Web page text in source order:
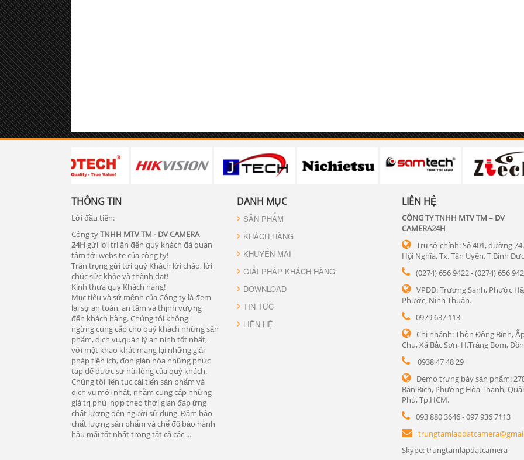
THÔNG TIN
Lời đầu tiên:
Công tyTNHH MTV TM - DV CAMERA
24H gửi lời tri ân đến quý khách đã quan
tâm tới website của công ty!
Trân trọng gửi tới quý Khách lời chào, lời
chúc sức khỏe và thành đạt!
Kính thưa quý Khách hàng!
Mục tiêu và sứ mệnh của Công ty là đem
lại sự an toàn, an tâm và thịnh vượng
đến khách hàng. Chúng tôi không
ngừng cung cấp cho quý khách những sản
phẩm, dịch vụ,quản lý an ninh tốt nhất,
với một khao khát mang lại những giải
pháp tiện ích, đơn giản hóa những phức
tạp để được sự hài lòng của quý khách.
Chúng tôi liên tuc cải tiến sản phẩm và
dịch vụ mới nhất, nhằm cung cấp những
giá trị phù hợp theo thời gian đáp ứng
chất lượng đến người sử dụng. Đảm bảo
chất lượng sản phẩm và chế độ bảo hành
hậu mãi tốt nhất trong tất cả các ...
DANH MỤC
SẢN PHẨM
KHÁCH HÀNG
KHUYẾN MÃI
GIẢI PHÁP KHÁCH HÀNG
DOWNLOAD
TIN TỨC
LIÊN HỆ
LIÊN HỆ
CÔNG TY TNHH MTV TM – DV
CAMERA24H
Trụ sở chính: Số 401, đường
Hội Nghĩa, Tx. Tân Uyên, T.Bình
(0274) 656 9422 - (0274) 656
VPDĐ: Trường Sanh, Phước
Phước, Ninh Thuận.
0979 637 113
Chi nhánh: Thôn Đông Bình,
Chu, Xã Bắc Sơn, H.Trảng Bom,
0938 47 48 29
Demo trưng bày sản phẩm:
Bán Bích, Phường Hòa Thạnh,
Phú, Tp.HCM.
093 880 3646 - 097 936 7113
Skype: trungtamlapdatcamera